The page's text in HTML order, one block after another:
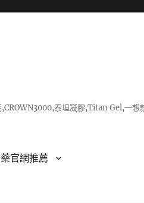
泰坦凝膠,Titan Gel,一
官網推薦